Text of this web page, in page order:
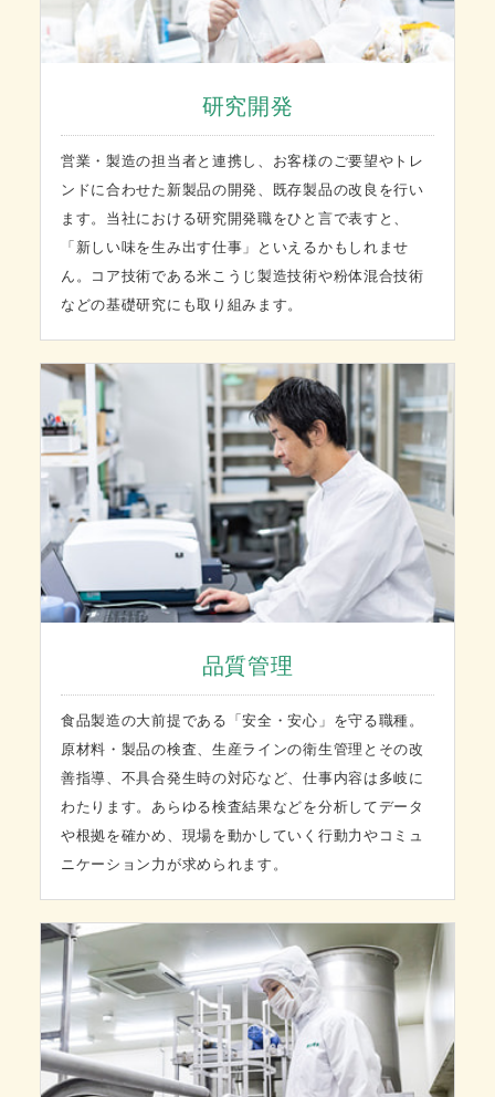
研究開発
営業・製造の担当者と連携し、お客様のご要望やトレ
ンドに合わせた新製品の開発、既存製品の改良を行い
ます。当社における研究開発職をひと言で表すと、
「新しい味を生み出す仕事」といえるかもしれませ
ん。コア技術である米こうじ製造技術や粉体混合技術
などの基礎研究にも取り組みます。
品質管理
食品製造の大前提である「安全・安心」を守る職種。
原材料・製品の検査、生産ラインの衛生管理とその改
善指導、不具合発生時の対応など、仕事内容は多岐に
わたります。あらゆる検査結果などを分析してデータ
や根拠を確かめ、現場を動かしていく行動力やコミュ
ニケーション力が求められます。